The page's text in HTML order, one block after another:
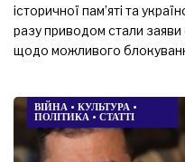
історичної пам’яті та
разу приводом стали заяви
щодо можливого
ВІЙНА • КУЛЬТУРА •
ПОЛІТИКА • СТАТТІ